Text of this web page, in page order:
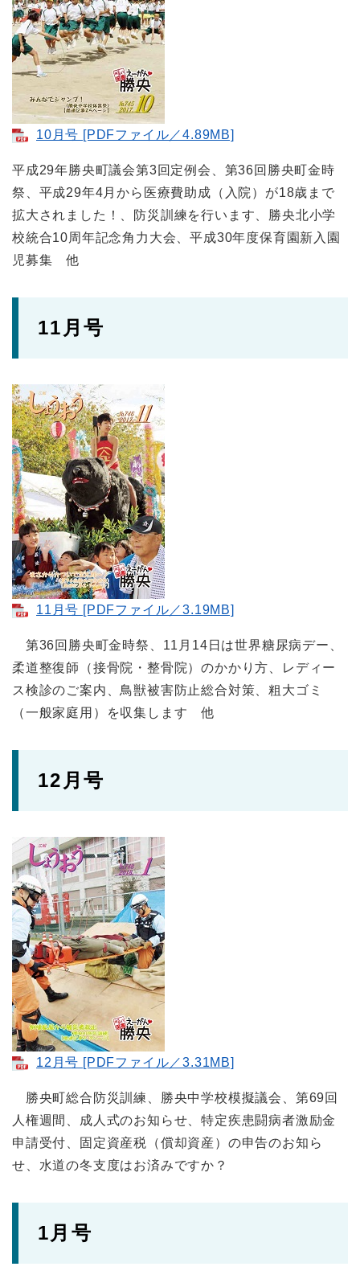
10月号 [PDFファイル／4.89MB]
平成29年勝央町議会第3回定例会、第36回勝央町金時
祭、平成29年4月から医療費助成（入院）が18歳まで
拡大されました！、防災訓練を行います、勝央北小学
校統合10周年記念角力大会、平成30年度保育園新入園
児募集 他
11月号
11月号 [PDFファイル／3.19MB]
第36回勝央町金時祭、11月14日は世界糖尿病デー、
柔道整復師（接骨院・整骨院）のかかり方、レディー
ス検診のご案内、鳥獣被害防止総合対策、粗大ゴミ
（一般家庭用）を収集します 他
12月号
12月号 [PDFファイル／3.31MB]
勝央町総合防災訓練、勝央中学校模擬議会、第69回
人権週間、成人式のお知らせ、特定疾患闘病者激励金
申請受付、固定資産税（償却資産）の申告のお知ら
せ、水道の冬支度はお済みですか？
1月号